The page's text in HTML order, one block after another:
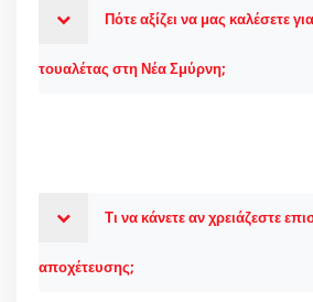
Πότε αξίζει να μας καλέσετε
τουαλέτας στη Νέα Σμύρνη;
Τι να κάνετε αν χρειάζεστε
αποχέτευσης;